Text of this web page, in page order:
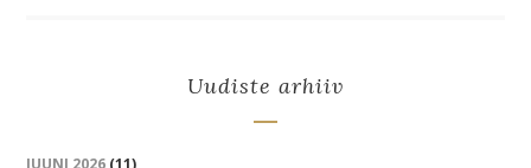
Uudiste arhiiv
JUUNI 2026 (11)